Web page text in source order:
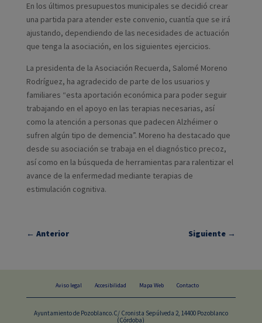
En los últimos presupuestos municipales se decidió crear
una partida para atender este convenio, cuantía que se irá
ajustando, dependiendo de las necesidades de actuación
que tenga la asociación, en los siguientes ejercicios.
La presidenta de la Asociación Recuerda, Salomé Moreno
Rodríguez, ha agradecido de parte de los usuarios y
familiares “esta aportación económica para poder seguir
trabajando en el apoyo en las terapias necesarias, así
como la atención a personas que padecen Alzhéimer o
sufren algún tipo de demencia”. Moreno ha destacado que
desde su asociación se trabaja en el diagnóstico precoz,
así como en la búsqueda de herramientas para ralentizar el
avance de la enfermedad mediante terapias de
estimulación cognitiva.
← Anterior Siguiente →
Aviso legal Accesibilidad Mapa Web Contacto
Ayuntamiento de Pozoblanco.C/ Cronista Sepúlveda 2, 14400 Pozoblanco
(Córdoba)